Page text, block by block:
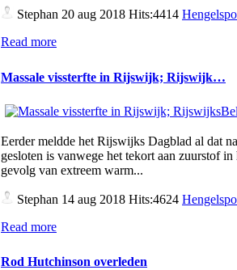
Stephan 20 aug 2018 Hits:4414
Read more
Massale vissterfte in Rijswijk; Rijswijk…
Eerder meldde het Rijswijks Dagblad al dat
gesloten is vanwege het tekort aan zuurstof
gevolg van extreem warm...
Stephan 14 aug 2018 Hits:4624
Read more
Rod Hutchinson overleden